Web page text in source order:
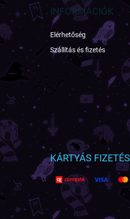
c
INFORMÁCIÓK
Elérhetőség
Szállítás és fizetés
KÁRTYÁS FIZETÉS